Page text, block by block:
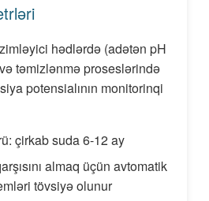
hədlərdə (adətən pH
təmizlənmə proseslərində
potensialının monitorinqi
çirkab suda 6-12 ay
almaq üçün avtomatik
tövsiyə olunur